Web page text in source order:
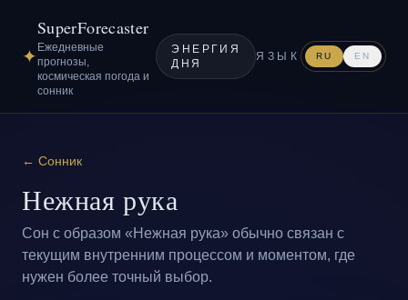
✦
SuperForecaster
Ежедневные
прогнозы,
космическая погода и
сонник
ЭНЕРГИЯ
ДНЯ
ЯЗЫК RU EN
← Сонник
Нежная рука
Сон с образом «Нежная рука» обычно связан с
текущим внутренним процессом и моментом, где
нужен более точный выбор.